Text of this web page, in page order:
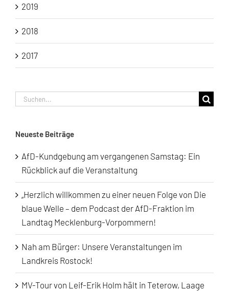
2019
2018
2017
Suche
Neueste Beiträge
AfD-Kundgebung am vergangenen Samstag: Ein
Rückblick auf die Veranstaltung
„Herzlich willkommen zu einer neuen Folge von Die
blaue Welle – dem Podcast der AfD-Fraktion im
Landtag Mecklenburg-Vorpommern!
Nah am Bürger: Unsere Veranstaltungen im
Landkreis Rostock!
MV-Tour von Leif-Erik Holm hält in Teterow, Laage